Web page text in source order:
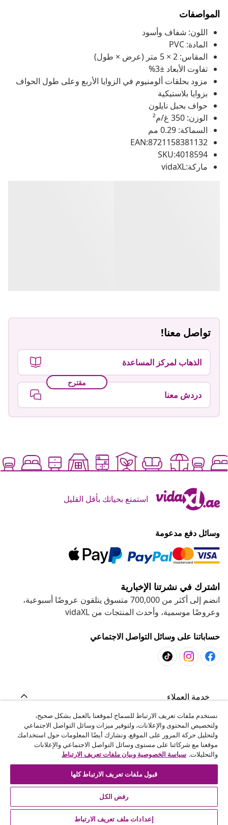
المواصفات
اللون: شفاف وأسود
المادة: PVC
المقاس: 2 × 5 متر (عرض × طول)
تفاوت الأبعاد ±3%
مزود بحلقات ألومنيوم في الزوايا الأربع وعلى طول الحواف
بزوايا بلاستيكية
حواف بحبل نايلون
الوزن: 350 غ/م²
السماكة: 0.29 مم
EAN:8721158381132
SKU:4018594
ماركة:vidaXL
تواصل معنا!
الذهاب لمركز المساعدة
مقترح
دردش معنا
استمتع بحياتك بأقل القليل
وسائل دفع مدعومة
اشترك في نشرتنا الإخبارية
انضم إلى أكثر من 700,000 متسوق يتلقون عروضًا أسبوعية،
وعروضًا موسمية، وأحدث المنتجات من vidaXL
حساباتنا على وسائل التواصل الاجتماعي
خدمة العملاء
المشاريع
vidaXL
اكتشف المزيد
نستخدم ملفات تعريف الارتباط للسماح لموقعنا بالعمل بشكل صحيح،
ولتخصيص المحتوى والإعلانات، ولتوفير ميزات وسائل التواصل الاجتماعي
ولتحليل حركة المرور على الموقع. ونشارك أيضًا المعلومات حول استخدامك
موقعنا مع شركائنا على مستوى وسائل التواصل الاجتماعي والإعلانات
والتحليلات. سياسة الخصوصية وبيان ملفات تعريف الارتباط
قبول ملفات تعريف الارتباط كلها
رفض الكل
إعدادات ملف تعريف الارتباط